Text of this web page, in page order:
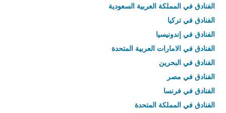
الفنادق في المملكة العربية السعودية
الفنادق في تركيا
الفنادق في إندونيسيا
الفنادق في الامارات العربية المتحدة
الفنادق في البحرين
الفنادق في مصر
الفنادق في فرنسا
الفنادق في المملكة المتحدة